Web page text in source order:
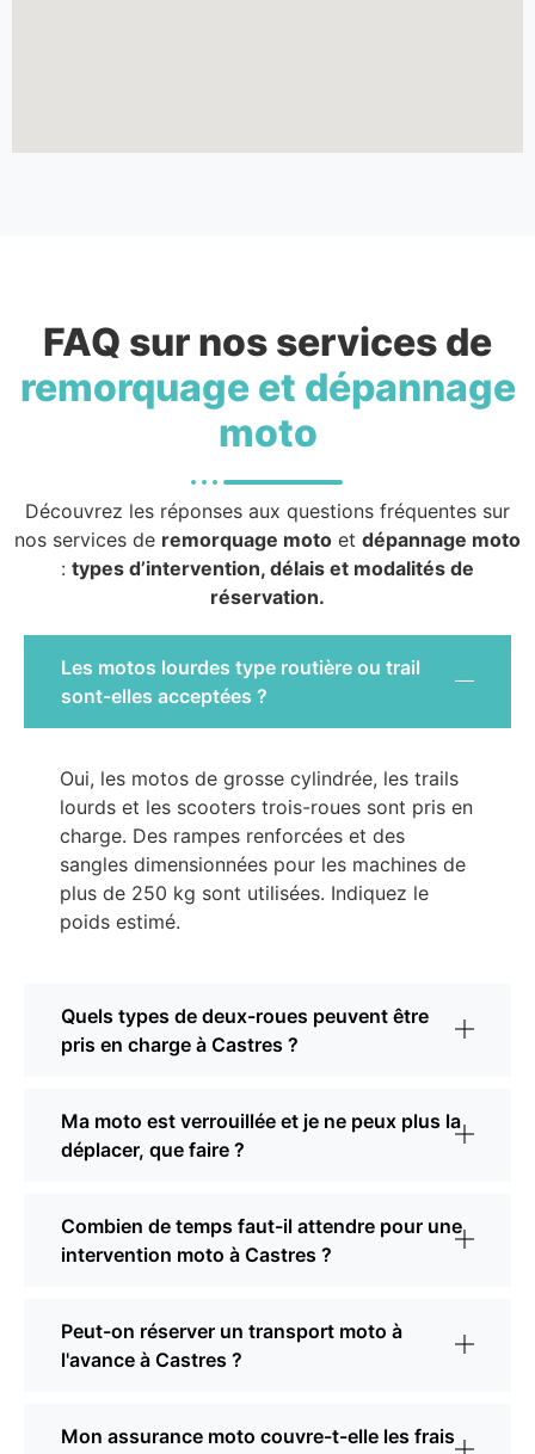
FAQ sur nos services de
remorquage et dépannage
moto
Découvrez les réponses aux questions fréquentes sur
nos services de remorquage moto et dépannage moto
: types d’intervention, délais et modalités de
réservation.
Les motos lourdes type routière ou trail
sont-elles acceptées ?
Oui, les motos de grosse cylindrée, les trails
lourds et les scooters trois-roues sont pris en
charge. Des rampes renforcées et des
sangles dimensionnées pour les machines de
plus de 250 kg sont utilisées. Indiquez le
poids estimé.
Quels types de deux-roues peuvent être
pris en charge à Castres ?
Ma moto est verrouillée et je ne peux plus la
déplacer, que faire ?
Combien de temps faut-il attendre pour une
intervention moto à Castres ?
Peut-on réserver un transport moto à
l'avance à Castres ?
Mon assurance moto couvre-t-elle les frais